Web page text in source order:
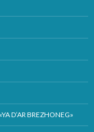
D’AR BREZHONEG»